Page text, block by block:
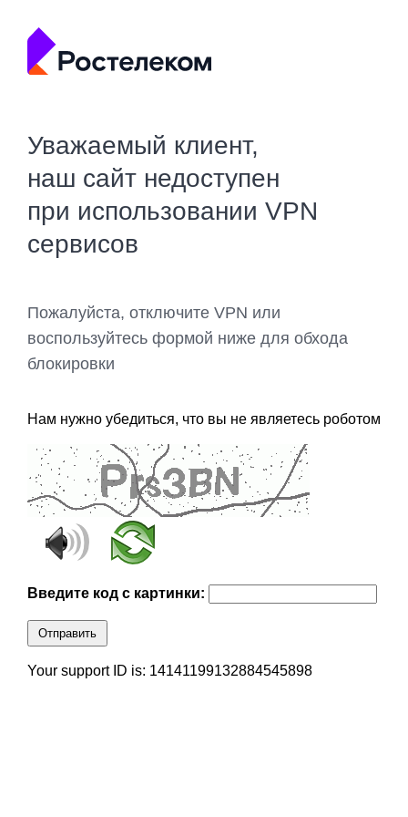
Уважаемый клиент,
наш сайт недоступен
при использовании VPN
сервисов
Пожалуйста, отключите VPN или
воспользуйтесь формой ниже для обхода
блокировки
Нам нужно убедиться, что вы не являетесь роботом
Введите код с картинки:
Отправить
Your support ID is: 14141199132884545898